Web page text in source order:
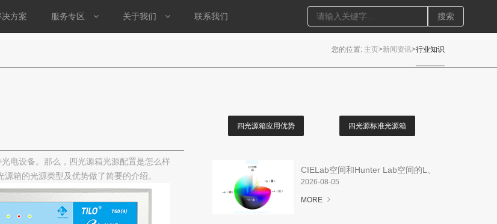
搜索
决方案 服务专区 关于我们 联系我们
您的位置: 主页>新闻资讯>行业知识
电设备。那么，四光源箱光源配置是怎么样
箱的光源类型及优势做了简要的介绍。
四光源箱应用优势 四光源标准光源箱
CIELab空间和Hunter Lab空间的L、
a、b值表示一个意思吗？
2026-08-05
MORE